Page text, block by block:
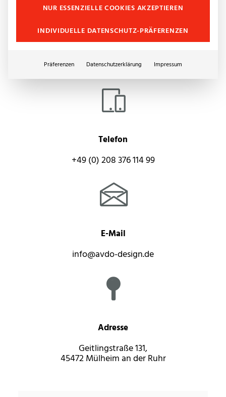
Telefon
+49 (0) 208 376 114 99
E-Mail
info@avdo-design.de
Adresse
Geitlingstraße 131,
45472 Mülheim an der Ruhr
NUR ESSENZIELLE COOKIES AKZEPTIEREN
INDIVIDUELLE DATENSCHUTZ-PRÄFERENZEN
Präferenzen Datenschutzerklärung Impressum